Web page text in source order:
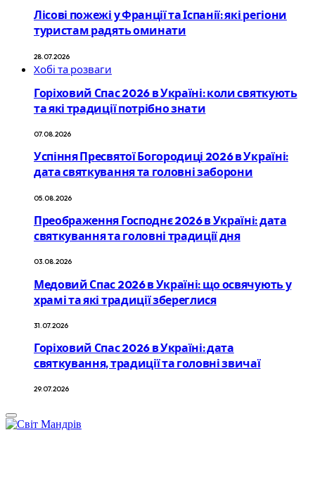
Лісові пожежі у Франції та Іспанії: які регіони
туристам радять оминати
28.07.2026
Хобі та розваги
Горіховий Спас 2026 в Україні: коли святкують
та які традиції потрібно знати
07.08.2026
Успіння Пресвятої Богородиці 2026 в Україні:
дата святкування та головні заборони
05.08.2026
Преображення Господнє 2026 в Україні: дата
святкування та головні традиції дня
03.08.2026
Медовий Спас 2026 в Україні: що освячують у
храмі та які традиції збереглися
31.07.2026
Горіховий Спас 2026 в Україні: дата
святкування, традиції та головні звичаї
29.07.2026